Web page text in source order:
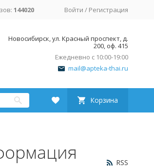
144020 Войти / Регистрация
Новосибирск, ул. Красный проспект, д.
200, оф. 415
Ежедневно с 10:00-19:00
mail@apteka-thai.ru
Корзина
RSS